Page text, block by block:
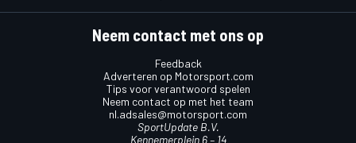
Neem contact met ons op
Feedback
Adverteren op Motorsport.com
Tips voor verantwoord spelen
Neem contact op met het team
nl.adsales@motorsport.com
SportUpdate B.V.
Kennemerplein 6 – 14